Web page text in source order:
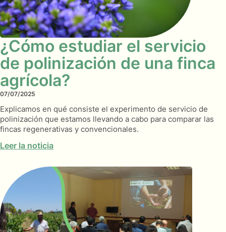
¿Cómo estudiar el servicio
de polinización de una finca
agrícola?
07/07/2025
Explicamos en qué consiste el experimento de servicio de
polinización que estamos llevando a cabo para comparar las
fincas regenerativas y convencionales.
Leer la noticia